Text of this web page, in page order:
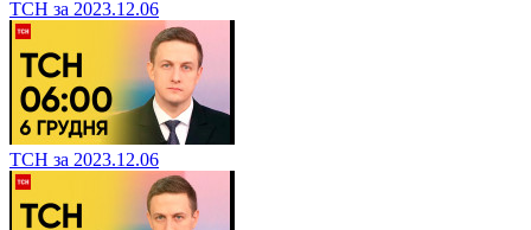
ТСН за 2023.12.06
ТСН за 2023.12.06